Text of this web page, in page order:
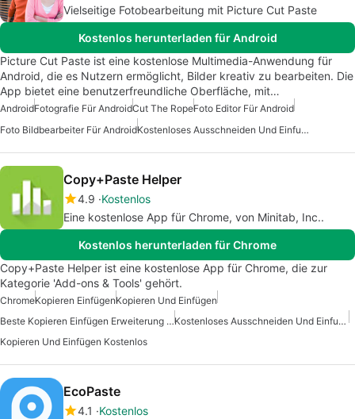
Vielseitige Fotobearbeitung mit Picture Cut Paste
Kostenlos herunterladen für Android
Picture Cut Paste ist eine kostenlose Multimedia-Anwendung für
Android, die es Nutzern ermöglicht, Bilder kreativ zu bearbeiten. Die
App bietet eine benutzerfreundliche Oberfläche, mit…
AndroidFotografie Für AndroidCut The RopeFoto Editor Für Android
Foto Bildbearbeiter Für Android
Kostenloses Ausschneiden Und Einfuegen
Copy+Paste Helper
4.9 Kostenlos
Eine kostenlose App für Chrome, von Minitab, Inc..
Kostenlos herunterladen für Chrome
Copy+Paste Helper ist eine kostenlose App für Chrome, die zur
Kategorie 'Add-ons & Tools' gehört.
ChromeKopieren EinfügenKopieren Und Einfügen
Beste Kopieren Einfügen Erweiterung Für Chrome
Kostenloses Ausschneiden Und Einfuegen
Kopieren Und Einfügen Kostenlos
EcoPaste
4.1
Kostenlos